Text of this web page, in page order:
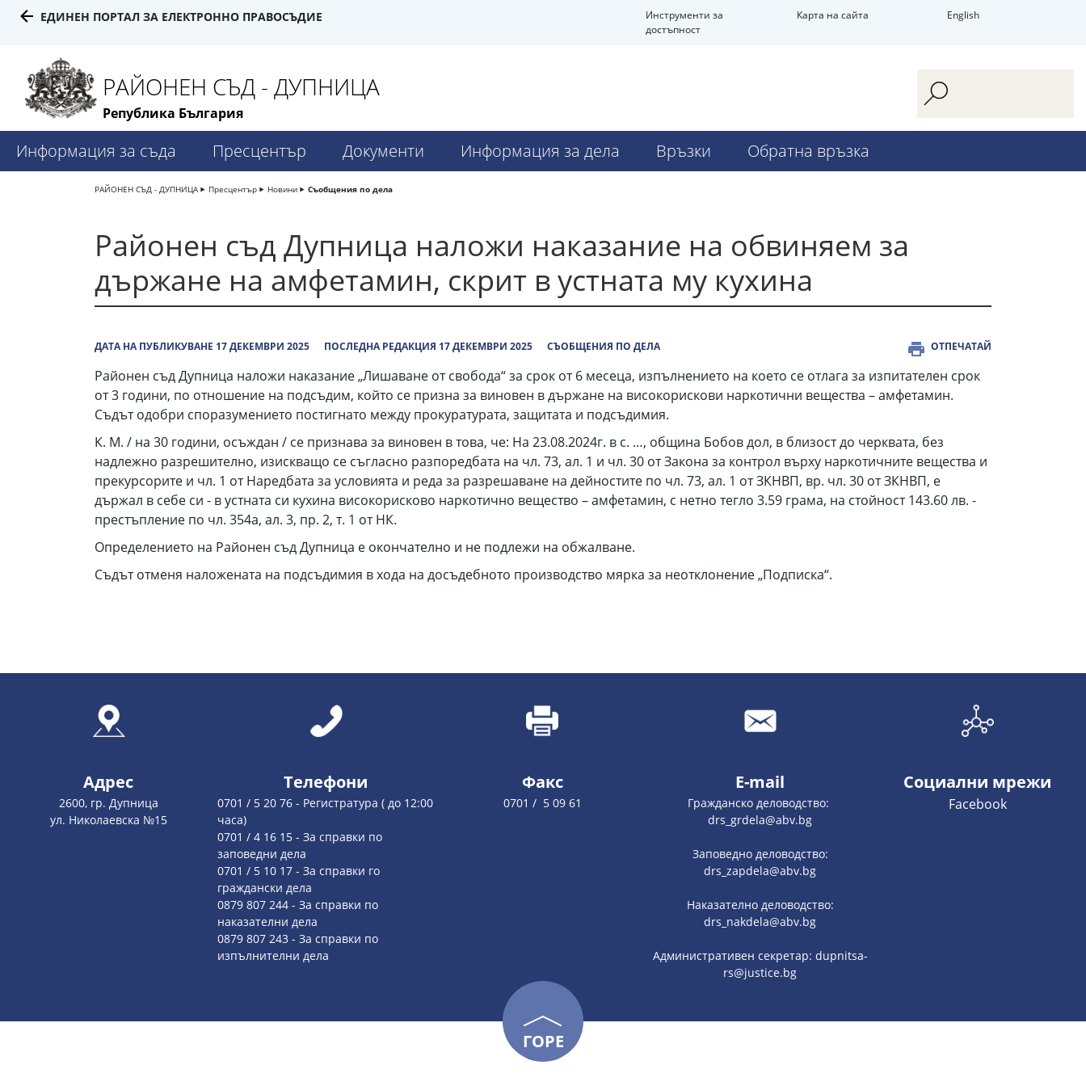
ЕДИНЕН ПОРТАЛ ЗА ЕЛЕКТРОННО ПРАВОСЪДИЕ
Инструменти за
достъпност
Карта на сайта English
РАЙОНЕН СЪД - ДУПНИЦА
Република България
Информация за съда Пресцентър Документи Информация за дела Връзки Обратна връзка
РАЙОНЕН СЪД - ДУПНИЦА Пресцентър Новини Съобщения по дела
Районен съд Дупница наложи наказание на обвиняем за
държане на амфетамин, скрит в устната му кухина
ДАТА НА ПУБЛИКУВАНЕ 17 ДЕКЕМВРИ 2025 ПОСЛЕДНА РЕДАКЦИЯ 17 ДЕКЕМВРИ 2025 СЪОБЩЕНИЯ ПО ДЕЛА ОТПЕЧАТАЙ
Районен съд Дупница наложи наказание „Лишаване от свобода“ за срок от 6 месеца, изпълнението на което се отлага за изпитателен срок
от 3 години, по отношение на подсъдим, който се призна за виновен в държане на високорискови наркотични вещества – амфетамин.
Съдът одобри споразумението постигнато между прокуратурата, защитата и подсъдимия.
К. М. / на 30 години, осъждан / се признава за виновен в това, че: На 23.08.2024г. в с. …, община Бобов дол, в близост до черквата, без
надлежно разрешително, изискващо се съгласно разпоредбата на чл. 73, ал. 1 и чл. 30 от Закона за контрол върху наркотичните вещества и
прекурсорите и чл. 1 от Наредбата за условията и реда за разрешаване на дейностите по чл. 73, ал. 1 от ЗКНВП, вр. чл. 30 от ЗКНВП, е
държал в себе си - в устната си кухина високорисково наркотично вещество – амфетамин, с нетно тегло 3.59 грама, на стойност 143.60 лв. -
престъпление по чл. 354а, ал. 3, пр. 2, т. 1 от НК.
Определението на Районен съд Дупница е окончателно и не подлежи на обжалване.
Съдът отменя наложената на подсъдимия в хода на досъдебното производство мярка за неотклонение „Подписка“.
Адрес
2600, гр. Дупница
ул. Николаевска №15
Телефони
0701 / 5 20 76 - Регистратура ( до 12:00
часа)
0701 / 4 16 15 - За справки по
заповедни дела
0701 / 5 10 17 - За справки го
граждански дела
0879 807 244 - За справки по
наказателни дела
0879 807 243 - За справки по
изпълнителни дела
Факс
0701 / 5 09 61
E-mail
Гражданско деловодство:
drs_grdela@abv.bg
Заповедно деловодство:
drs_zapdela@abv.bg
Наказателно деловодство:
drs_nakdela@abv.bg
Административен секретар: dupnitsa-
rs@justice.bg
Социални мрежи
Facebook
ГОРЕ